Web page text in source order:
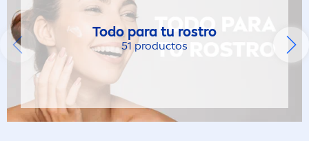
Todo para tu rostro
51 productos